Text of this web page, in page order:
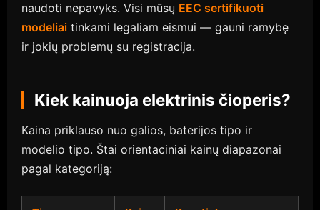
naudoti nepavyks. Visi mūsų EEC sertifikuoti
modeliai tinkami legaliam eismui — gauni ramybę
ir jokių problemų su registracija.
Kiek kainuoja elektrinis čioperis?
Kaina priklauso nuo galios, baterijos tipo ir
modelio tipo. Štai orientaciniai kainų diapazonai
pagal kategoriją: